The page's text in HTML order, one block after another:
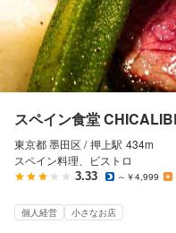
求人検索
マイページ管理
気になる求人
検索履歴・保存した条件
スペイン食堂
東京都 墨田区 / 押上駅 434m
スペイン料理、ビストロ
3.33 ～￥4,999
個人経営 小さなお店